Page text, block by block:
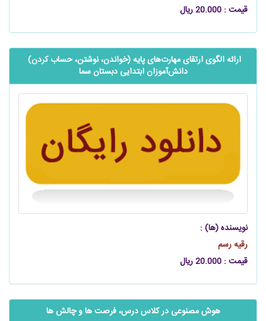
قیمت : 20.000 ریال
ارائه الگوی ارتقای مهارت‌های پایه (خواندن، نوشتن، حساب کردن) ‌‌‌‌
دانش‌آموزان ابتدایی دبستان سما
نویسنده (ها) :
رقیه رسم
قیمت : 20.000 ریال
هوش مصنوعی در کلاس درس، فرصت‌ ها و چالش ‌ها